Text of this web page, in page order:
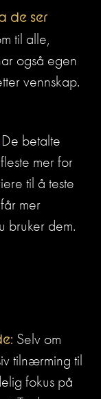
de ser
til alle,
også egen
vennskap.
De betalte
mer for
til å teste
mer
bruker dem.
Selv om
tilnærming til
fokus på